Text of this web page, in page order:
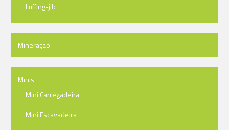
Luffing-jib
Mineração
Minis
Mini Carregadeira
Mini Escavadeira